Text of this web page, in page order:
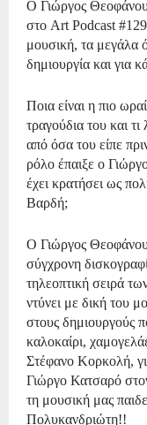
Ο Γιώργος
στο Art Podcast
μουσική, τα μεγάλα
δημιουργία και για
Ποια είναι η πιο
τραγούδια του και τι
από όσα του είπε
ρόλο έπαιξε ο
έχει κρατήσει ως
Βαρδή;
Ο Γιώργος
σύγχρονη
τηλεοπτική σειρά
ντύνει με δική του
στους δημιουργούς
καλοκαίρι,
Στέφανο Κορκολή,
Γιώργο Κατσαρό
τη μουσική μας
Πολυκανδριώτη!!